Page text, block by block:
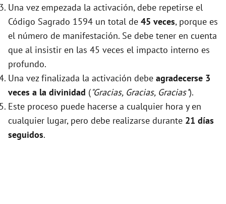
Una vez empezada la activación, debe repetirse el
Código Sagrado 1594 un total de 45 veces, porque es
el número de manifestación. Se debe tener en cuenta
que al insistir en las 45 veces el impacto interno es
profundo.
Una vez finalizada la activación debe agradecerse 3
veces a la divinidad ("Gracias, Gracias, Gracias").
Este proceso puede hacerse a cualquier hora y en
cualquier lugar, pero debe realizarse durante 21 días
seguidos.